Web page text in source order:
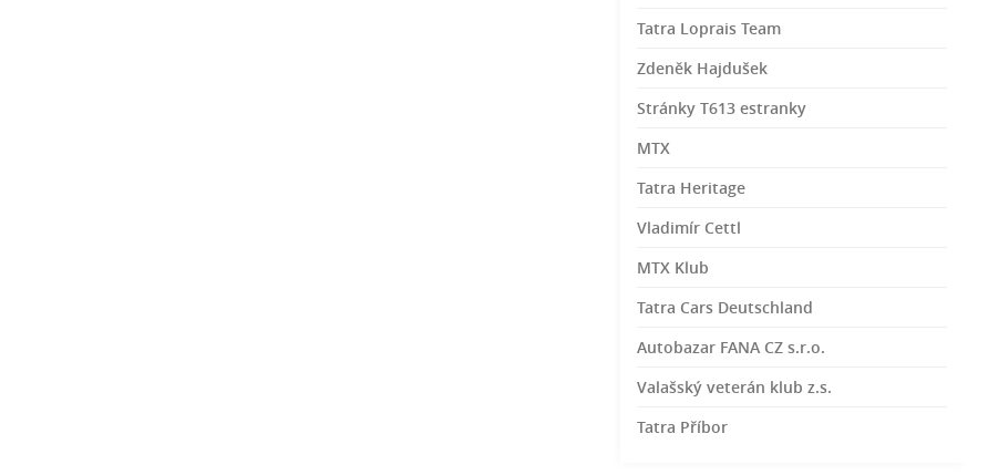
Tatra Loprais Team
Zdeněk Hajdušek
Stránky T613 estranky
MTX
Tatra Heritage
Vladimír Cettl
MTX Klub
Tatra Cars Deutschland
Autobazar FANA CZ s.r.o.
Valašský veterán klub z.s.
Tatra Příbor